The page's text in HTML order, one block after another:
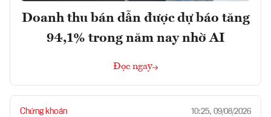
Doanh thu bán dẫn được dự báo tăng
94,1% trong năm nay nhờ AI
Đọc ngay
Chứng khoán 10:25, 09/08/2026